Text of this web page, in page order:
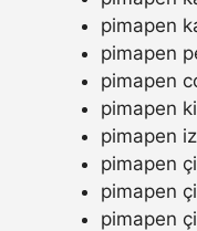
pimapen
pimapen
pimapen
pimapen
pimapen
pimapen
pimapen
pimapen